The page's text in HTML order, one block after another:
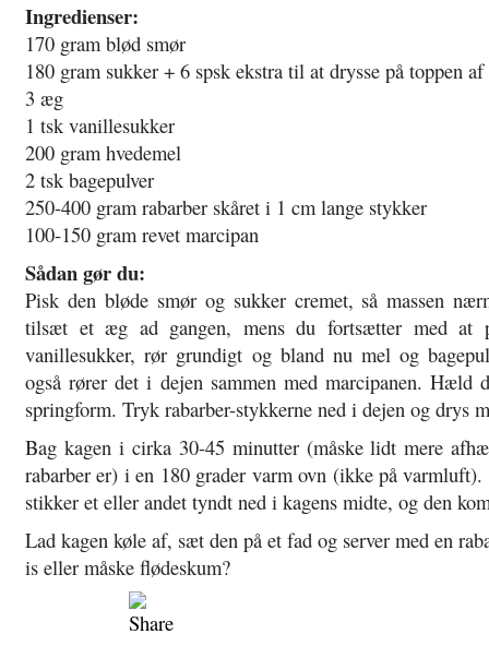
Ingredienser:
170 gram blød smør
180 gram sukker + 6 spsk ekstra til at drysse på toppen af
3 æg
1 tsk vanillesukker
200 gram hvedemel
2 tsk bagepulver
250-400 gram rabarber skåret i 1 cm lange stykker
100-150 gram revet marcipan
Sådan gør du:
Pisk den bløde smør og sukker cremet, så massen
tilsæt et æg ad gangen, mens du fortsætter med at
vanillesukker, rør grundigt og bland nu mel og
også rører det i dejen sammen med marcipanen. Hæld
springform. Tryk rabarber-stykkerne ned i dejen og drys
Bag kagen i cirka 30-45 minutter (måske lidt mere
rabarber er) i en 180 grader varm ovn (ikke på
stikker et eller andet tyndt ned i kagens midte, og den
Lad kagen køle af, sæt den på et fad og server med en
is eller måske flødeskum?